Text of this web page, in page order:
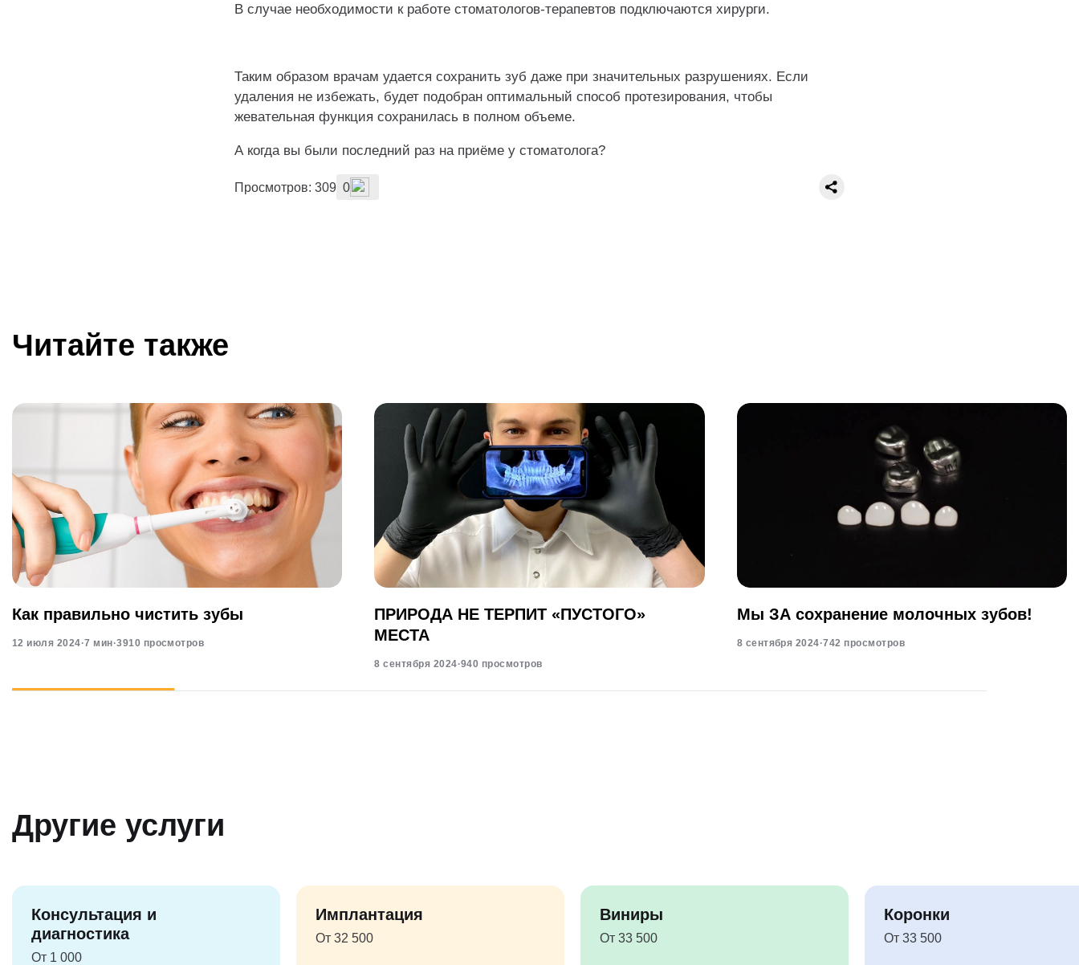
В случае необходимости к работе стоматологов-терапевтов подключаются хирурги.
Таким образом врачам удается сохранить зуб даже при значительных разрушениях. Если
удаления не избежать, будет подобран оптимальный способ протезирования, чтобы
жевательная функция сохранилась в полном объеме.
А когда вы были последний раз на приёме у стоматолога?
Просмотров: 309 0
Читайте также
Как правильно чистить зубы
12 июля 2024·7 мин·3910 просмотров
ПРИРОДА НЕ ТЕРПИТ «ПУСТОГО»
МЕСТА
8 сентября 2024·940 просмотров
Мы ЗА сохранение молочных зубов!
8 сентября 2024·742 просмотров
Другие услуги
Консультация и
диагностика
От 1 000
Имплантация
От 32 500
Виниры
От 33 500
Коронки
От 33 500